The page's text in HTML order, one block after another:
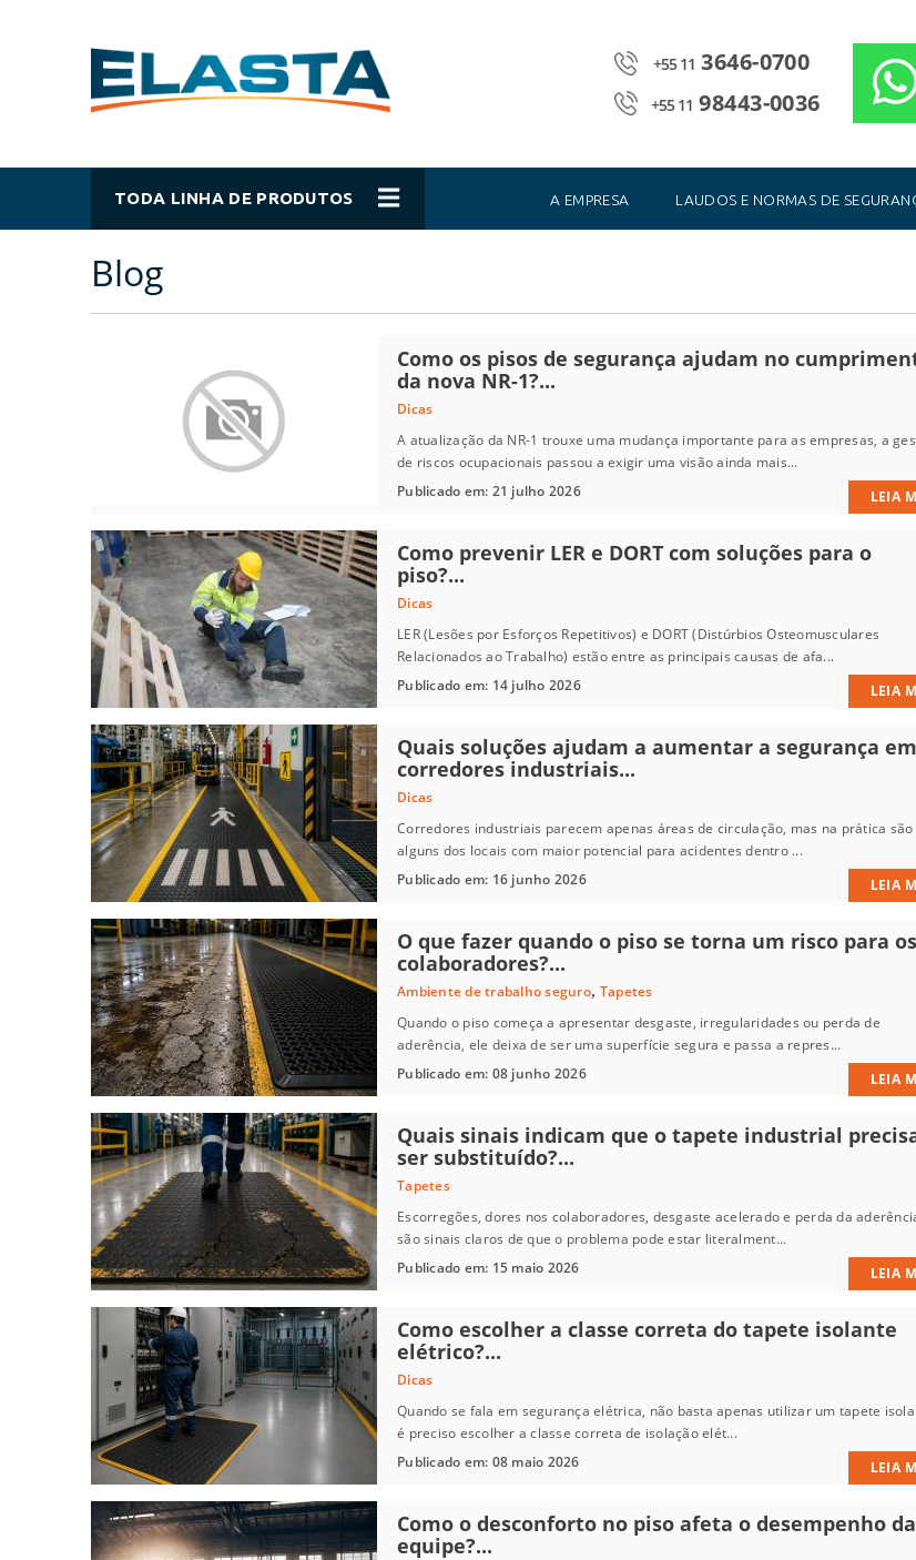
Blog
Como os pisos de segurança ajudam no
da nova NR-1?...
Dicas
A atualização da NR-1 trouxe uma mudança importante para as empresas, a
de riscos ocupacionais passou a exigir uma visão ainda mais...
Publicado em: 21 julho 2026
LEIA
Como prevenir LER e DORT com soluções para o
piso?...
Dicas
LER (Lesões por Esforços Repetitivos) e DORT (Distúrbios Osteomusculares
Relacionados ao Trabalho) estão entre as principais causas de afa...
Publicado em: 14 julho 2026
LEIA
Quais soluções ajudam a aumentar a segurança em
corredores industriais...
Dicas
Corredores industriais parecem apenas áreas de circulação, mas na prática são
alguns dos locais com maior potencial para acidentes dentro ...
Publicado em: 16 junho 2026
LEIA
O que fazer quando o piso se torna um risco para os
colaboradores?...
Ambiente de trabalho seguro, Tapetes
Quando o piso começa a apresentar desgaste, irregularidades ou perda de
aderência, ele deixa de ser uma superfície segura e passa a repres...
Publicado em: 08 junho 2026
LEIA
Quais sinais indicam que o tapete industrial
ser substituído?...
Tapetes
Escorregões, dores nos colaboradores, desgaste acelerado e perda da
são sinais claros de que o problema pode estar literalment...
Publicado em: 15 maio 2026
LEIA
Como escolher a classe correta do tapete isolante
elétrico?...
Dicas
Quando se fala em segurança elétrica, não basta apenas utilizar um tapete
é preciso escolher a classe correta de isolação elét...
Publicado em: 08 maio 2026
LEIA
Como o desconforto no piso afeta o desempenho da
equipe?...
+55 11 3646-0700
+55 11 98443-0036
TODA LINHA DE PRODUTOS A EMPRESA LAUDOS E NORMAS DE